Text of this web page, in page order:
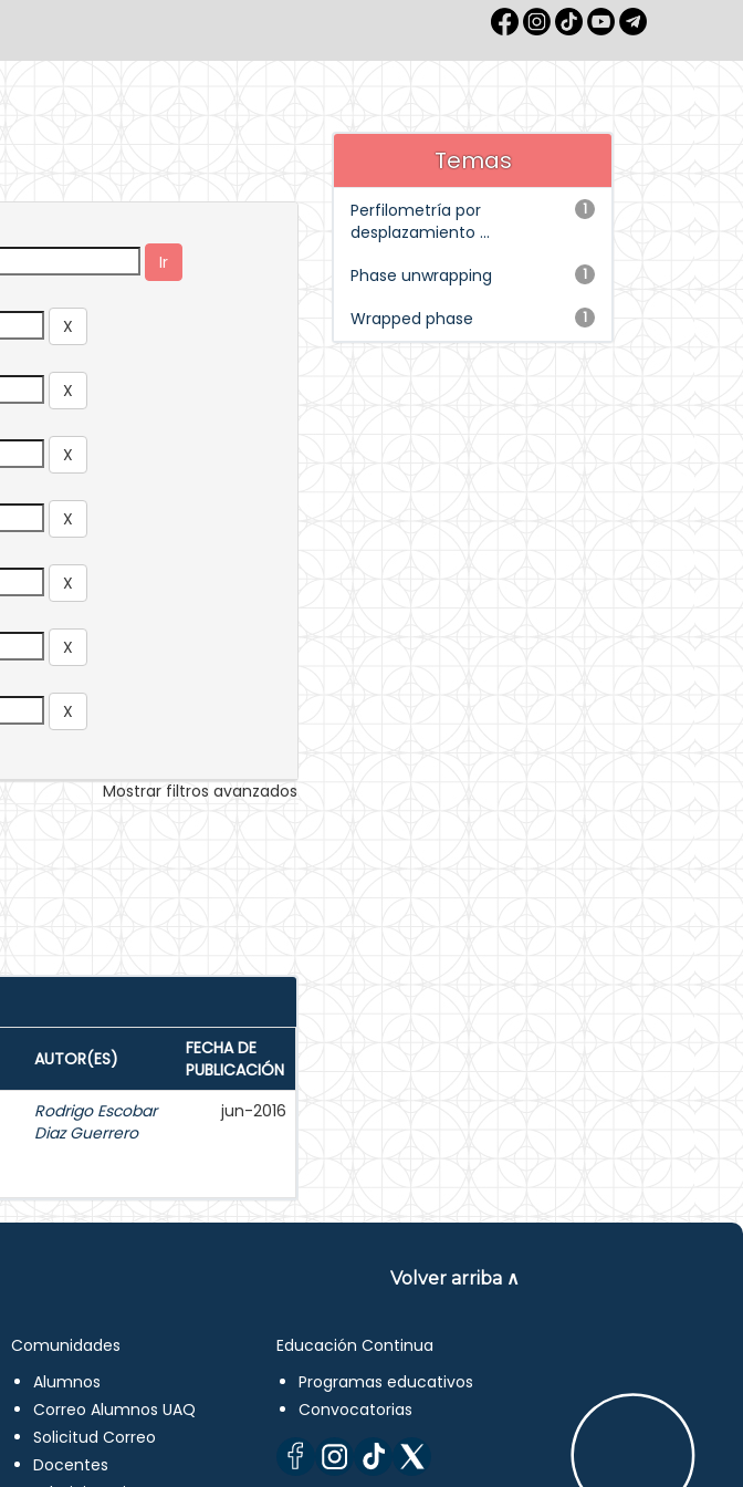
Mostrar filtros avanzados
AUTOR(ES)
FECHA DE
PUBLICACIÓN
Rodrigo Escobar
Diaz Guerrero
jun-2016
Temas
1
Perfilometría por
desplazamiento ...
1
Phase unwrapping
1
Wrapped phase
Volver arriba ∧
Comunidades
Alumnos
Correo Alumnos UAQ
Solicitud Correo
Docentes
Educación Continua
Programas educativos
Convocatorias